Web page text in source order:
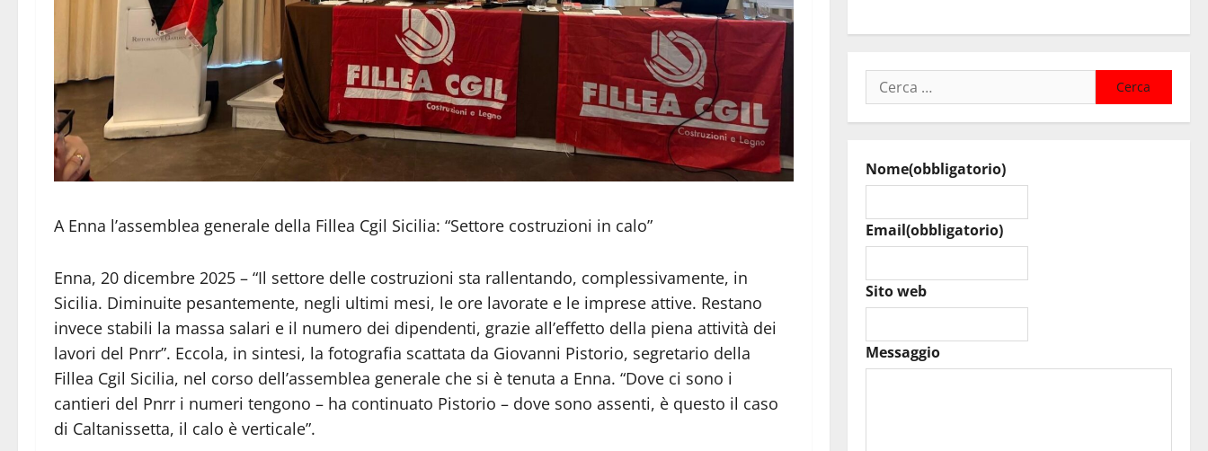
A Enna l’assemblea generale della Fillea Cgil Sicilia: “Settore costruzioni in calo”
Enna, 20 dicembre 2025 – “Il settore delle costruzioni sta rallentando, complessivamente, in
Sicilia. Diminuite pesantemente, negli ultimi mesi, le ore lavorate e le imprese attive. Restano
invece stabili la massa salari e il numero dei dipendenti, grazie all’effetto della piena attività dei
lavori del Pnrr”. Eccola, in sintesi, la fotografia scattata da Giovanni Pistorio, segretario della
Fillea Cgil Sicilia, nel corso dell’assemblea generale che si è tenuta a Enna. “Dove ci sono i
cantieri del Pnrr i numeri tengono – ha continuato Pistorio – dove sono assenti, è questo il caso
di Caltanissetta, il calo è verticale”.
Ricerca
per:
Nome(obbligatorio)
Email(obbligatorio)
Sito web
Messaggio